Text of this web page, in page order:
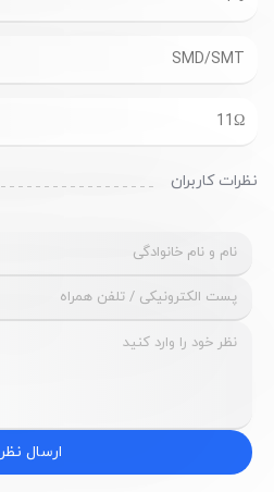
SMD/SMT
11Ω
نظرات کاربران
ارسال نظر